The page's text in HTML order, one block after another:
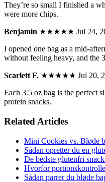
They’re so small I finished a
were more chips.
Benjamin ★★★★★ Jul 24,
I opened one bag as a mid-
without feeling heavy, and the
Scarlett F. ★★★★★ Jul 20,
Each 3.5 oz bag is the perfect
protein snacks.
Related Articles
Mini Cookies vs. Bløde
Sådan opretter du en
De bedste glutenfri
Hvorfor
Sådan parrer du bløde